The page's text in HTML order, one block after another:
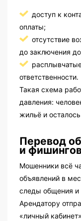
доступ к
оплаты;
отсутствие
до заключения
ответственности.
Такая схема
давления:
жильё и
Перевод
и
Мошенники всё
объявлений в
следы общения и
Арендатору
«личный